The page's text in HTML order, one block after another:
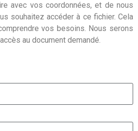
avec vos coordonnées, et de nous
souhaitez accéder à ce fichier. Cela
vos besoins. Nous serons
au document demandé.